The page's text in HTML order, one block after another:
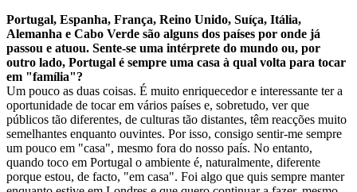
Portugal, Espanha, França, Reino Unido, Suíça, Itália,
Alemanha e Cabo Verde são alguns dos países por onde já
passou e atuou. Sente-se uma intérprete do mundo ou, por
outro lado, Portugal é sempre uma casa à qual volta para tocar
em "família"?
Um pouco as duas coisas. É muito enriquecedor e interessante ter a
oportunidade de tocar em vários países e, sobretudo, ver que
públicos tão diferentes, de culturas tão distantes, têm reacções muito
semelhantes enquanto ouvintes. Por isso, consigo sentir-me sempre
um pouco em "casa", mesmo fora do nosso país. No entanto,
quando toco em Portugal o ambiente é, naturalmente, diferente
porque estou, de facto, "em casa". Foi algo que quis sempre manter